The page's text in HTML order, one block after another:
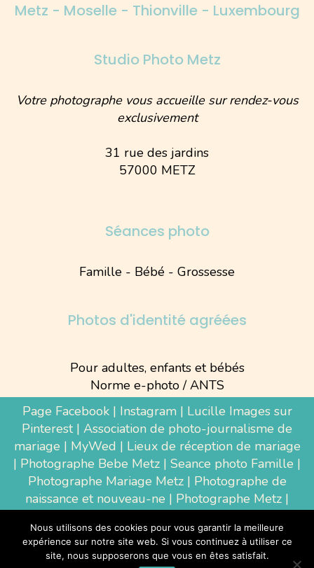
Metz - Moselle - Thionville - Luxembourg
Studio Photo Metz
Votre photographe vous accueille sur rendez-vous
exclusivement
31 rue des jardins
57000 METZ
Séances photo
Famille - Bébé - Grossesse
Photos d'identité agréées
Pour adultes, enfants et bébés
Norme e-photo / ANTS
Page Facebook| Instagram| Lucille Images sur
Pinterest| Association de photo-journalisme de
mariage | MyWed | Lieux de réception de mariage
| Photographe Bebe Metz | Seance photo Famille |
Photographe Mariage Metz| Photographe de
naissance et nouveau-ne | Photographe Metz |
Luxembourg|Photographe Thionville|
Photographe d'entreprise Metz
Nous utilisons des cookies pour vous garantir la meilleure
expérience sur notre site web. Si vous continuez à utiliser ce
site, nous supposerons que vous en êtes satisfait.